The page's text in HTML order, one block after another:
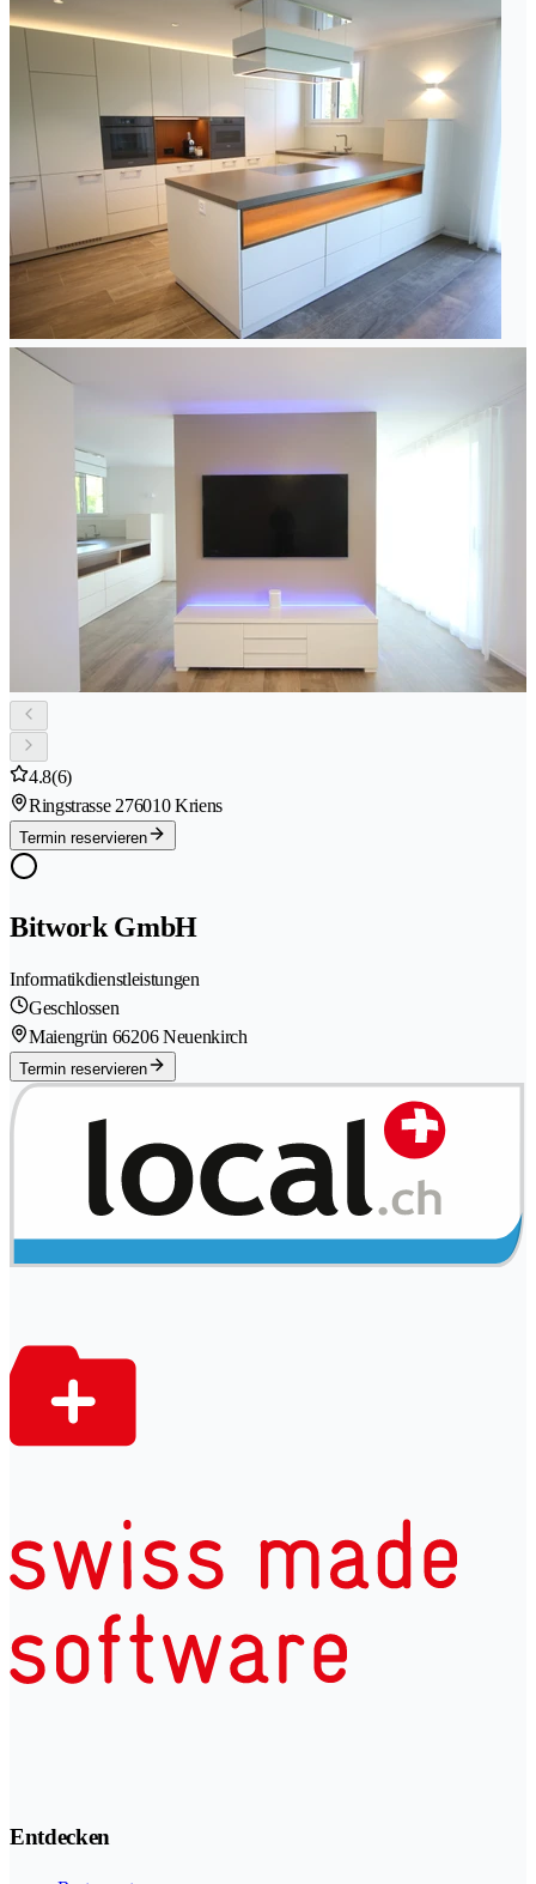
4.8(6)
Ringstrasse 276010 Kriens
Termin reservieren
Bitwork GmbH
Informatikdienstleistungen
Geschlossen
Maiengrün 66206 Neuenkirch
Termin reservieren
Entdecken